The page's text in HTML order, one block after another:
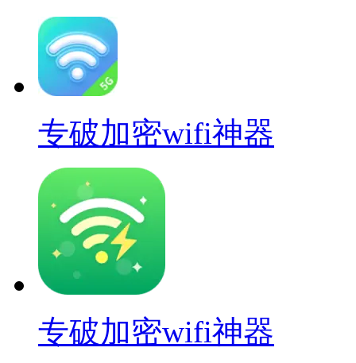
专破加密wifi神器
专破加密wifi神器